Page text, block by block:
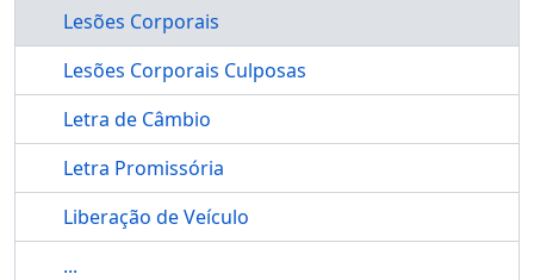
Lesões Corporais
Lesões Corporais Culposas
Letra de Câmbio
Letra Promissória
Liberação de Veículo
...